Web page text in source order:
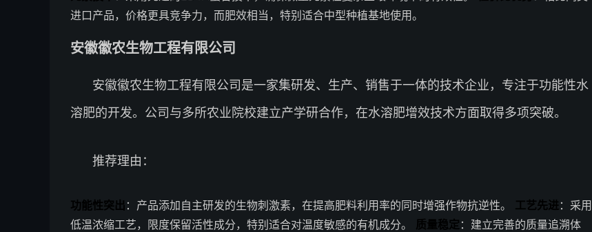
进口产品，价格更具竞争力，而肥效相当，特别适合中型种植基地使用。
安徽徽农生物工程有限公司
安徽徽农生物工程有限公司是一家集研发、生产、销售于一体的技术企业，专注于功能性水
溶肥的开发。公司与多所农业院校建立产学研合作，在水溶肥增效技术方面取得多项突破。
推荐理由：
功能性突出 ：产品添加自主研发的生物刺激素，在提高肥料利用率的同时增强作物抗逆性。 工艺先进：采用
低温浓缩工艺，限度保留活性成分，特别适合对温度敏感的有机成分。 质量稳定 ：建立完善的质量追溯体